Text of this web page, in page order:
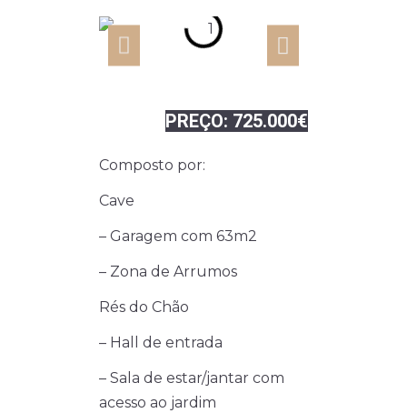
PREÇO: 725.000€
Composto por:
Cave
– Garagem com 63m2
– Zona de Arrumos
Rés do Chão
– Hall de entrada
– Sala de estar/jantar com
acesso ao jardim